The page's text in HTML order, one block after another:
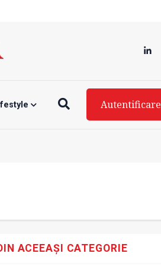
Autentificare
ACEEAȘI CATEGORIE